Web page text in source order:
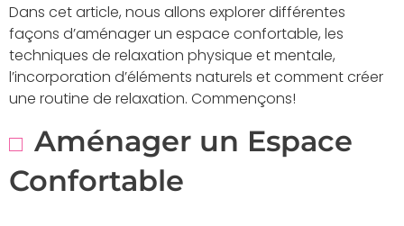
Dans cet article, nous allons explorer différentes
façons d’aménager un espace confortable, les
techniques de relaxation physique et mentale,
l’incorporation d’éléments naturels et comment créer
une routine de relaxation. Commençons!
Aménager un Espace
Confortable